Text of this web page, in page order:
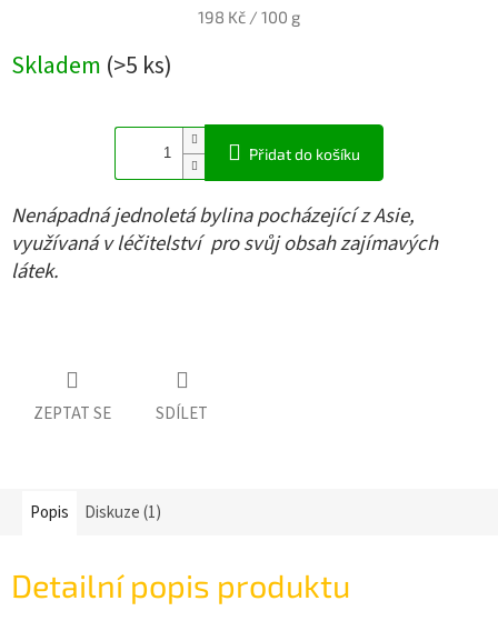
Měrná
198 Kč / 100 g
Skladem (>5 ks)
Přidat do košíku
Nenápadná jednoletá bylina pocházející z Asie,
využívaná v léčitelství pro svůj obsah zajímavých
látek.
ZEPTAT SE SDÍLET
Popis Diskuze (1)
Detailní popis produktu